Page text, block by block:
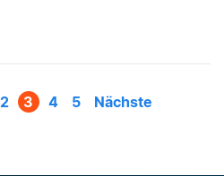
2 3 4 5 Nächste